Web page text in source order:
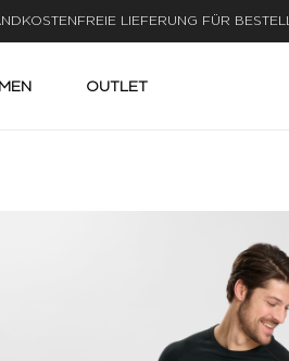
LIEFERUNG IN 1-3 WERKTAGEN
OUTLET